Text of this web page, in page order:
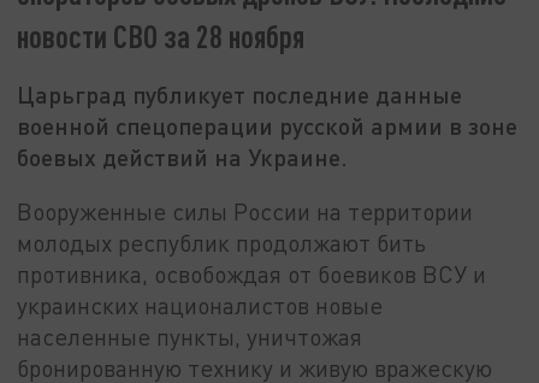
новости СВО за 28 ноября
Царьград публикует последние данные
военной спецоперации русской армии в зоне
боевых действий на Украине.
Вооруженные силы России на территории
молодых республик продолжают бить
противника, освобождая от боевиков ВСУ и
украинских националистов новые
населенные пункты, уничтожая
бронированную технику и живую вражескую